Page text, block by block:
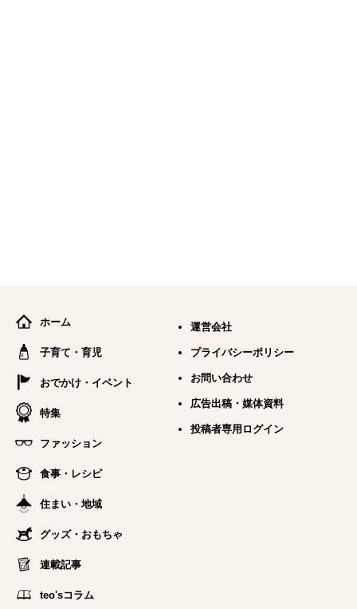
ホーム
子育て・育児
おでかけ・イベント
特集
ファッション
食事・レシピ
住まい・地域
グッズ・おもちゃ
連載記事
teo'sコラム
運営会社
プライバシーポリシー
お問い合わせ
広告出稿・媒体資料
投稿者専用ログイン